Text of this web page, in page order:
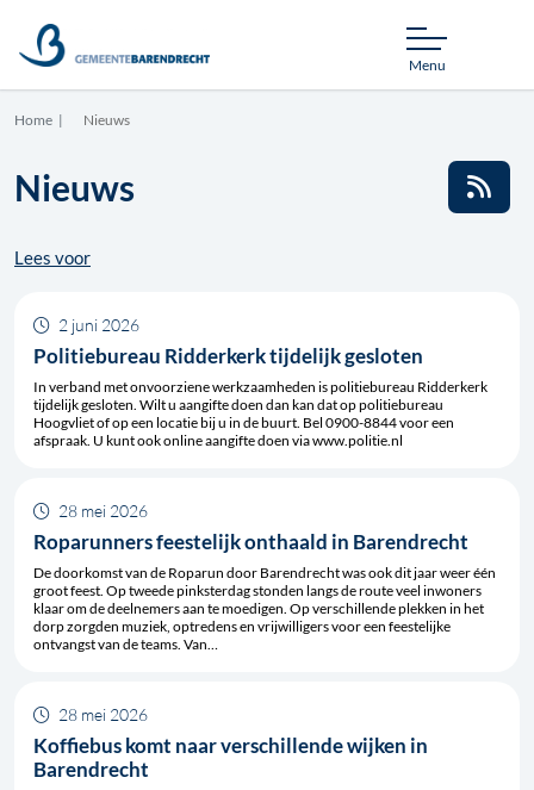
Menu
Home Nieuws
Nieuws RSS
Lees voor
Politiebureau Ridderkerk tijdelijk gesloten
2 juni 2026
In verband met onvoorziene werkzaamheden is politiebureau Ridderkerk
tijdelijk gesloten. Wilt u aangifte doen dan kan dat op politiebureau
Hoogvliet of op een locatie bij u in de buurt. Bel 0900-8844 voor een
afspraak. U kunt ook online aangifte doen via www.politie.nl
Roparunners feestelijk onthaald in Barendrecht
28 mei 2026
De doorkomst van de Roparun door Barendrecht was ook dit jaar weer één
groot feest. Op tweede pinksterdag stonden langs de route veel inwoners
klaar om de deelnemers aan te moedigen. Op verschillende plekken in het
dorp zorgden muziek, optredens en vrijwilligers voor een feestelijke
ontvangst van de teams. Van…
Koffiebus komt naar verschillende wijken in
Barendrecht
28 mei 2026